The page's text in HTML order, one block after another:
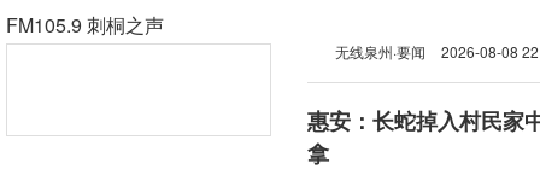
FM105.9 刺桐之声
无线泉州·要闻 2026-08-08
惠安：长蛇掉入村民家
拿